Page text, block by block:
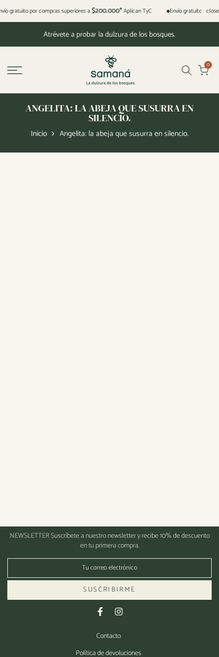
Saltar
al
gratuito por compras superiores a$200.000*Aplican TyC Envío gratuito porclose
Atrévete a probar la dulzura de los bosques.
0
ANGELITA: LA ABEJA QUE SUSURRA EN
SILENCIO.
Inicio Angelita: la abeja que susurra en silencio.
Contacto
Política de devoluciones
NEWSLETTERSuscríbete a nuestro newsletter y recibe 10% de descuento
en tu primera compra.
SUSCRIBIRME